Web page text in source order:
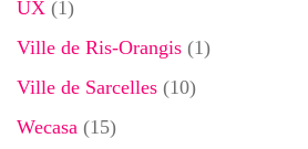
UX (1)
Ville de Ris-Orangis (1)
Ville de Sarcelles (10)
Wecasa (15)